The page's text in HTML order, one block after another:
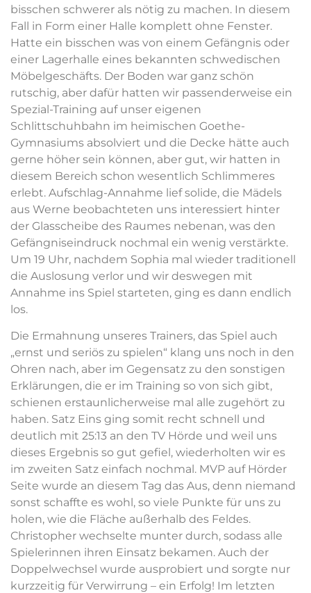
bisschen schwerer als nötig zu machen. In diesem
Fall in Form einer Halle komplett ohne Fenster.
Hatte ein bisschen was von einem Gefängnis oder
einer Lagerhalle eines bekannten schwedischen
Möbelgeschäfts. Der Boden war ganz schön
rutschig, aber dafür hatten wir passenderweise ein
Spezial-Training auf unser eigenen
Schlittschuhbahn im heimischen Goethe-
Gymnasiums absolviert und die Decke hätte auch
gerne höher sein können, aber gut, wir hatten in
diesem Bereich schon wesentlich Schlimmeres
erlebt. Aufschlag-Annahme lief solide, die Mädels
aus Werne beobachteten uns interessiert hinter
der Glasscheibe des Raumes nebenan, was den
Gefängniseindruck nochmal ein wenig verstärkte.
Um 19 Uhr, nachdem Sophia mal wieder traditionell
die Auslosung verlor und wir deswegen mit
Annahme ins Spiel starteten, ging es dann endlich
los.
Die Ermahnung unseres Trainers, das Spiel auch
„ernst und seriös zu spielen“ klang uns noch in den
Ohren nach, aber im Gegensatz zu den sonstigen
Erklärungen, die er im Training so von sich gibt,
schienen erstaunlicherweise mal alle zugehört zu
haben. Satz Eins ging somit recht schnell und
deutlich mit 25:13 an den TV Hörde und weil uns
dieses Ergebnis so gut gefiel, wiederholten wir es
im zweiten Satz einfach nochmal. MVP auf Hörder
Seite wurde an diesem Tag das Aus, denn niemand
sonst schaffte es wohl, so viele Punkte für uns zu
holen, wie die Fläche außerhalb des Feldes.
Christopher wechselte munter durch, sodass alle
Spielerinnen ihren Einsatz bekamen. Auch der
Doppelwechsel wurde ausprobiert und sorgte nur
kurzzeitig für Verwirrung – ein Erfolg! Im letzten